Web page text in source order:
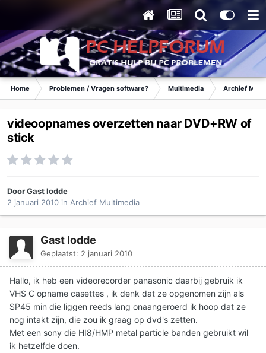
Home Problemen / Vragen software? Multimedia Archief
videoopnames overzetten naar DVD+RW of
stick
Door Gast lodde
2 januari 2010 in Archief Multimedia
Gast lodde
Geplaatst: 2 januari 2010
Hallo, ik heb een videorecorder panasonic daarbij gebruik ik
VHS C opname casettes , ik denk dat ze opgenomen zijn als
SP45 min die liggen reeds lang onaangeroerd ik hoop dat ze
nog intakt zijn, die zou ik graag op dvd's zetten.
Met een sony die HI8/HMP metal particle banden gebruikt wil
ik hetzelfde doen.